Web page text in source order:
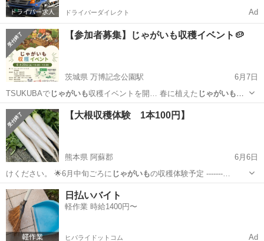
ドライバーダイレクト Ad
【参加者募集】じゃがいも収穫イベント🥔
茨城県 万博記念公園駅
6月7日
TSUKUBAでじゃがいも 収穫イベントを開… 春に植えた じゃがいも
収穫の時期を迎… 。 土の中からじゃがいもを掘り出し、収穫…
茨城 つくば市 万博記念公園駅 地域/お祭り
【大根収穫体験 1本100円】
熊本県 阿蘇郡
6月6日
けください。 🌟6月中旬ごろに じゃがいも の収穫体験予定 -------…
熊本 阿蘇郡 地域/お祭り
日払いバイト
軽作業 時給1400円〜
ヒバライドットコム Ad